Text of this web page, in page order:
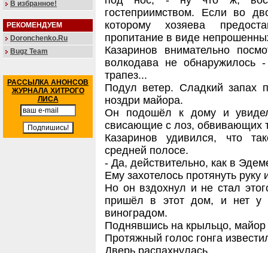
В избранное!
РЕКОМЕНДУЕМ
Doronchenko.Ru
Bugz Team
РАССЫЛКА АНОНСОВ
ЖУРНАЛА ХИТРОГО
ЛИСА
гостеприимством. Если во
которому хозяева
пропитание в виде
Казаринов внимательно
волкодава не обнаружилось
трапез...
Подул ветер. Сладкий запах
ноздри майора.
Он подошёл к дому и увидел
свисающие с лоз, обвивающих
Казаринов удивился, что
средней полосе.
- Да, действительно, как в
Ему захотелось протянуть руку
Но он вздохнул и не стал
пришёл в этот дом, и нет у
виноградом.
Поднявшись на крыльцо, майор
Протяжный голос гонга
Дверь распахнулась.